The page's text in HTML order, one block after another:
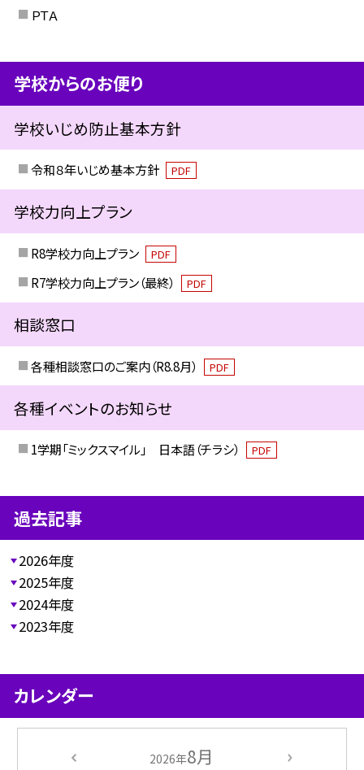
ＰＴＡ
学校からのお便り
学校いじめ防止基本方針
令和８年いじめ基本方針 PDF
学校力向上プラン
R8学校力向上プラン PDF
R7学校力向上プラン（最終） PDF
相談窓口
各種相談窓口のご案内（R8.8月） PDF
各種イベントのお知らせ
1学期「ミックスマイル」 日本語（チラシ） PDF
過去記事
2026年度
2025年度
2024年度
2023年度
カレンダー
2026年8月